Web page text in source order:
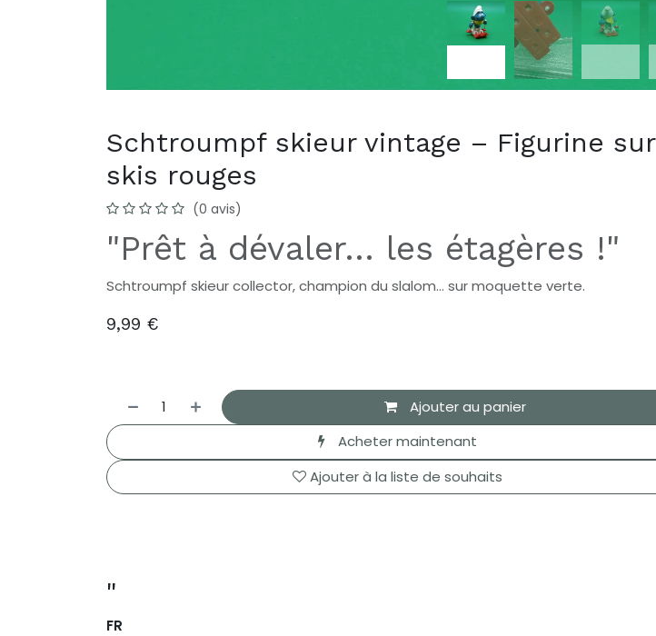
Schtroumpf skieur vintage – Figurine sur
skis rouges
(0 avis)
"Prêt à dévaler… les étagères !"
Schtroumpf skieur collector, champion du slalom… sur moquette verte.
9,99 €
Ajouter au panier
Acheter maintenant
Ajouter à la liste de souhaits
"
FR